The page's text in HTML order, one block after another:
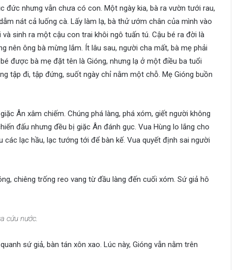
đức nhưng vẫn chưa có con. Một ngày kia, bà ra vườn tưới rau,
nát cả luống cà. Lấy làm lạ, bà thử ướm chân của mình vào
sinh ra một cậu con trai khôi ngô tuấn tú. Cậu bé ra đời là
nên ông bà mừng lắm. Ít lâu sau, người cha mất, bà mẹ phải
được bà mẹ đặt tên là Gióng, nhưng lạ ở một điều ba tuổi
tập đi, tập đứng, suốt ngày chỉ nằm một chỗ. Mẹ Gióng buồn
Ân xâm chiếm. Chúng phá làng, phá xóm, giết người không
đấu nhưng đều bị giặc Ân đánh gục. Vua Hùng lo lắng cho
các lạc hầu, lạc tướng tới để bàn kế. Vua quyết định sai người
chiêng trống reo vang từ đầu làng đến cuối xóm. Sứ giả hô
cứu nước.
sứ giả, bàn tán xôn xao. Lúc này, Gióng vẫn nằm trên